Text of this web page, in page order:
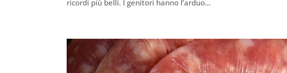
ricordi più belli. I genitori hanno l’arduo...